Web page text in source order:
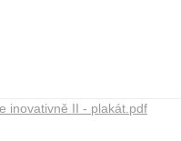
inovativně II - plakát.pdf